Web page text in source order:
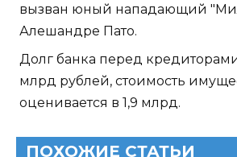
вызван юный нападающий
Алешандре Пато.
Долг банка перед
млрд рублей, стоимость
оценивается в 1,9 млрд.
ПОХОЖИЕ СТАТЬИ